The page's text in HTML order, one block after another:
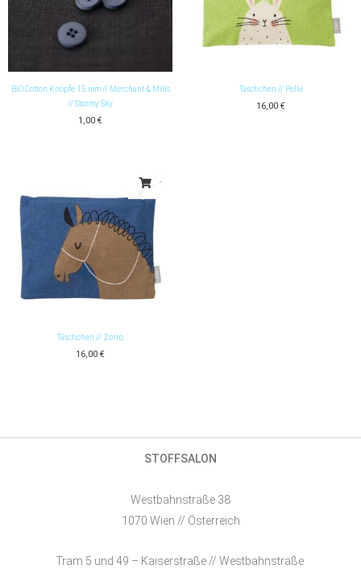
BIO Cotton Knöpfe 15 mm // Merchant & Mills
// Stormy Sky
1,00 €
Täschchen // Pelle
16,00 €
Täschchen // Zorro
16,00 €
STOFFSALON
Westbahnstraße 38
1070 Wien // Österreich
Tram 5 und 49 – Kaiserstraße // Westbahnstraße